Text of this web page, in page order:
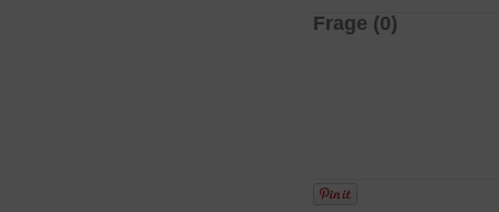
Frage (0)